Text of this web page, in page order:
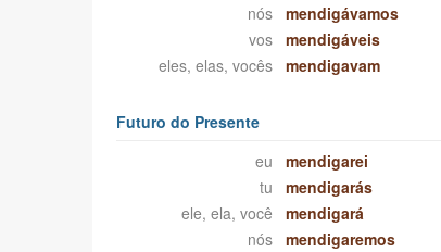
nós
mendigávamos
vos
mendigáveis
eles, elas, vocês
mendigavam
Futuro do Presente
eu
mendigarei
tu
mendigarás
ele, ela, você
mendigará
nós
mendigaremos